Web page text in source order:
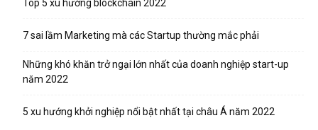
Top 5 xu hướng blockchain 2022
7 sai lầm Marketing mà các Startup thường mắc phải
Những khó khăn trở ngại lớn nhất của doanh nghiệp start-up
năm 2022
5 xu hướng khởi nghiệp nổi bật nhất tại châu Á năm 2022